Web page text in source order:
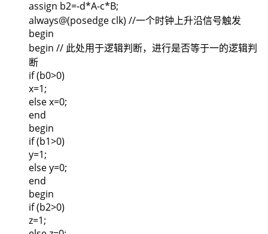
assign b2=-d*A-c*B;
always@(posedge clk) //一个时钟上升沿信号触发
begin
begin // 此处用于逻辑判断，进行是否等于一的逻辑判
断
if (b0>0)
x=1;
else x=0;
end
begin
if (b1>0)
y=1;
else y=0;
end
begin
if (b2>0)
z=1;